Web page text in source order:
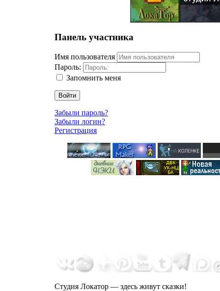
Панель участника
Имя пользователя
Пароль:
Запомнить меня
Войти
Забыли пароль?
Забыли логин?
Регистрация
Студия Локатор — здесь живут сказки!